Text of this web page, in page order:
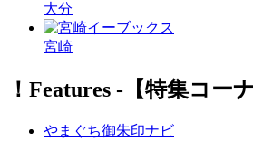
大分
宮崎
！Features ‐【特集コーナ
やまぐち御朱印ナビ